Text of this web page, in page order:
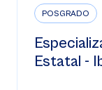
POSGRADO
Estatal -